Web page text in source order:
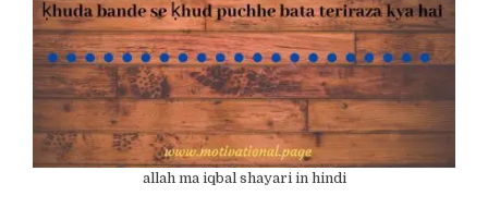
allah ma iqbal shayari in hindi